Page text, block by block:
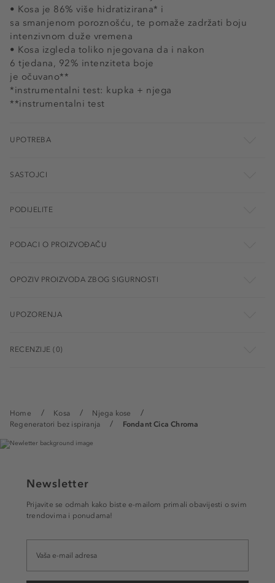
Home Kosa
Njega kose
Regeneratori bez ispiranja
Fondant Cica Chroma
• Kosa je 86% više hidratizirana* i
sa smanjenom poroznošću, te pomaže zadržati boju
intenzivnom duže vremena
• Kosa izgleda toliko njegovana da i nakon
6 tjedana, 92% intenziteta boje
je očuvano**
*instrumentalni test: kupka + njega
**instrumentalni test
UPOTREBA
SASTOJCI
PODIJELITE
PODACI O PROIZVOĐAČU
OPOZIV PROIZVODA ZBOG SIGURNOSTI
UPOZORENJA
RECENZIJE (0)
Newsletter
Prijavite se odmah kako biste e-mailom primali obavijesti o svim
trendovima i ponudama!